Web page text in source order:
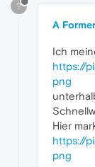
?
A
Ich
https://
png
Hier
https://
png